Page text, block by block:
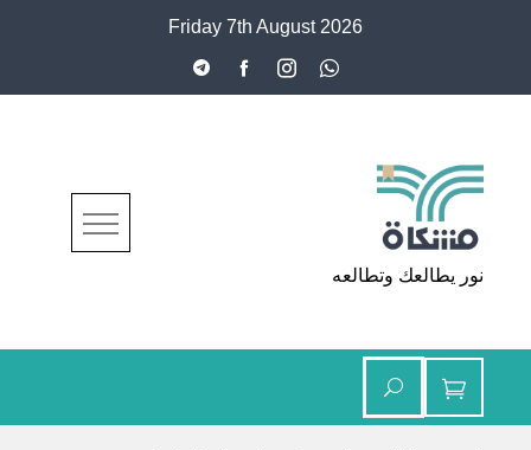
Friday 7th August 2026
مشكاة
نور يطالعك وتطالعه